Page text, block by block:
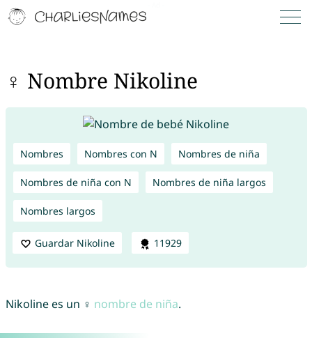
♀ Nombre Nikoline
Nombres Nombres con N Nombres de niña
Nombres de niña con N Nombres de niña largos
Nombres largos
Guardar Nikoline 11929
Nikoline es un ♀ nombre de niña.